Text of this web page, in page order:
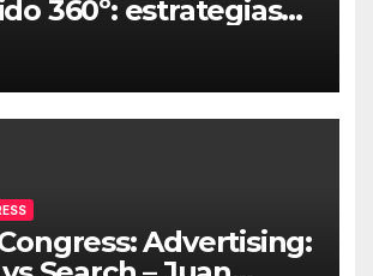
360º: estrategias
audiencias –
(Diario
Advertising: